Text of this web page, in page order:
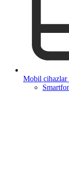
Mobil cihazlar